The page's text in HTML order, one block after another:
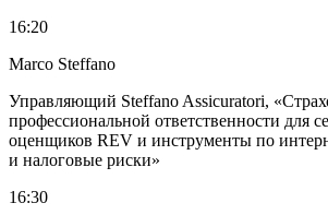
16:20
Marco Steffano
Управляющий Steffano Assicuratori,
профессиональной ответственности для
оценщиков REV и инструменты по
и налоговые риски»
16:30